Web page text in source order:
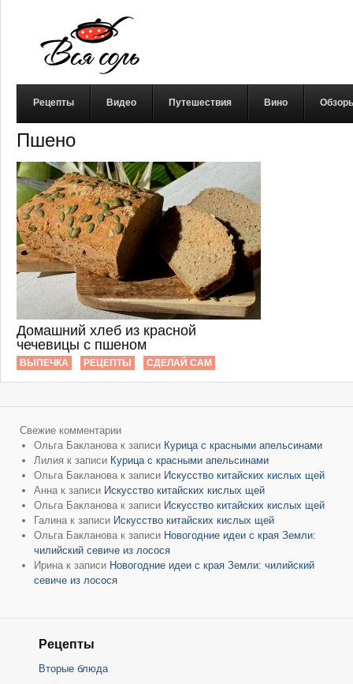
Рецепты Видео Путешествия Вино
Пшено
Домашний хлеб из красной
чечевицы с пшеном
ВЫПЕЧКА РЕЦЕПТЫ СДЕЛАЙ САМ
Свежие комментарии
Ольга Бакланова к записи Курица с красными апельсинами
Лилия к записи Курица с красными апельсинами
Ольга Бакланова к записи Искусство китайских кислых щей
Анна к записи Искусство китайских кислых щей
Ольга Бакланова к записи Искусство китайских кислых щей
Галина к записи Искусство китайских кислых щей
Ольга Бакланова к записи Новогодние идеи с края Земли:
чилийский севиче из лосося
Ирина к записи Новогодние идеи с края Земли: чилийский
севиче из лосося
Рецепты
Вторые блюда